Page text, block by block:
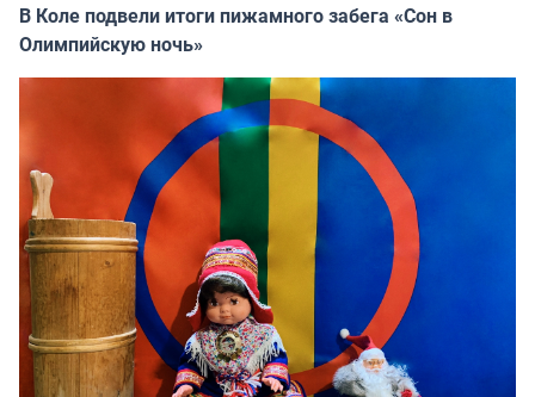
В Коле подвели итоги пижамного забега «Сон в
Олимпийскую ночь»